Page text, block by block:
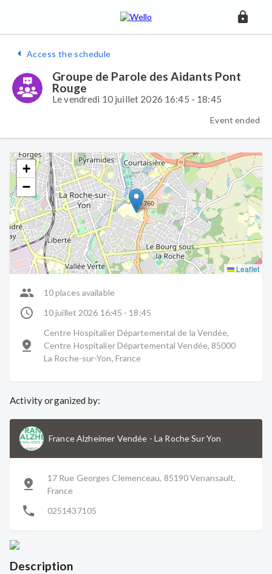
Access the schedule
Groupe de Parole des Aidants Pont
Rouge
Le vendredi 10 juillet 2026 16:45 - 18:45
Event ended
Description
+
−
Leaflet
10 places available
10 juillet 2026 16:45 - 18:45
Centre Hospitalier Départemental de la Vendée,
Centre Hospitalier Départemental Vendée, 85000
La Roche-sur-Yon, France
Activity organized by:
France Alzheimer Vendée - La Roche Sur Yon
17 Rue Georges Clemenceau, 85190 Venansault,
France
0251437105